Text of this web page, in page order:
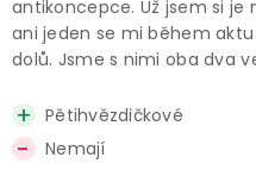
antikoncepce. Už jsem si je
ani jeden se mi během
dolů. Jsme s nimi oba dva
Pětihvězdičkové
Nemají